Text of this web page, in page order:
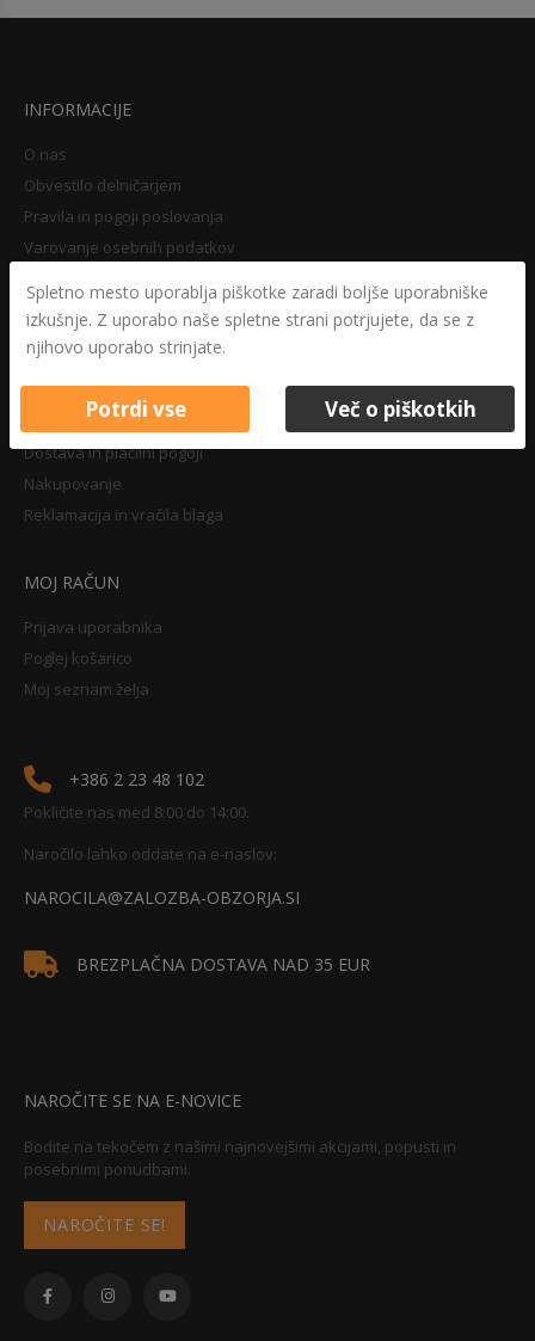
INFORMACIJE
O nas
Obvestilo delničarjem
Pravila in pogoji poslovanja
Varovanje osebnih podatkov
Pravilnik o zasebnosti
Pravno obvestilo
NAKUPOVANJE
Dostava in plačilni pogoji
Nakupovanje
Reklamacija in vračila blaga
MOJ RAČUN
Prijava uporabnika
Poglej košarico
Moj seznam želja
+386 2 23 48 102
Pokličite nas med 8:00 do 14:00.
Naročilo lahko oddate na e-naslov:
NAROCILA@ZALOZBA-OBZORJA.SI
BREZPLAČNA DOSTAVA NAD 35 EUR
NAROČITE SE NA E-NOVICE
Bodite na tekočem z našimi najnovejšimi akcijami, popusti in
posebnimi ponudbami.
NAROČITE SE!
Spletno mesto uporablja piškotke zaradi boljše uporabniške
izkušnje. Z uporabo naše spletne strani potrjujete, da se z
njihovo uporabo strinjate.
Potrdi vse Več o piškotkih